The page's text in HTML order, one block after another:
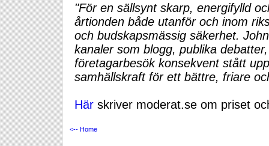
"För en sällsynt skarp, energifylld
årtionden både utanför och inom
och budskapsmässig säkerhet.
kanaler som blogg, publika
företagarbesök konsekvent stått
samhällskraft för ett bättre, friare
Här skriver moderat.se om priset
<-- Home